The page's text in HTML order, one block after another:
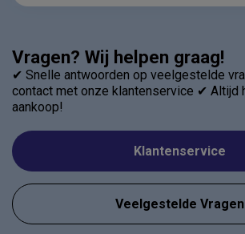
Vragen? Wij helpen graag!
✔ Snelle antwoorden op veelgestelde
contact met onze klantenservice ✔ Altijd
aankoop!
Klantenservice
Veelgestelde Vragen